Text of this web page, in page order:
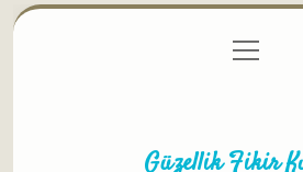
Gizlilik Politikası
menüyü
aç
Güzellik Fikir